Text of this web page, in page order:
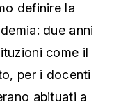
definire la
due anni
come il
per i docenti
abituati a